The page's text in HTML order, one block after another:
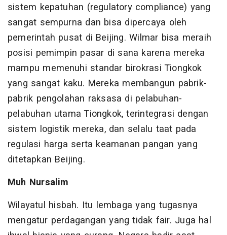
sistem kepatuhan (regulatory compliance) yang
sangat sempurna dan bisa dipercaya oleh
pemerintah pusat di Beijing. Wilmar bisa meraih
posisi pemimpin pasar di sana karena mereka
mampu memenuhi standar birokrasi Tiongkok
yang sangat kaku. Mereka membangun pabrik-
pabrik pengolahan raksasa di pelabuhan-
pelabuhan utama Tiongkok, terintegrasi dengan
sistem logistik mereka, dan selalu taat pada
regulasi harga serta keamanan pangan yang
ditetapkan Beijing.
Muh Nursalim
Wilayatul hisbah. Itu lembaga yang tugasnya
mengatur perdagangan yang tidak fair. Juga hal